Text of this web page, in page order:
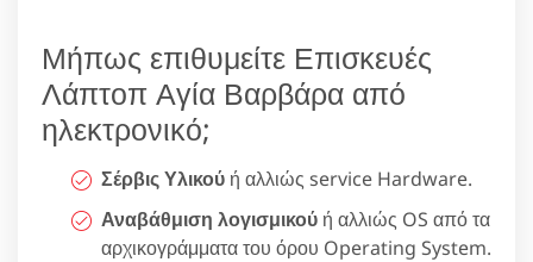
Μήπως επιθυμείτε Επισκευές
Λάπτοπ Αγία Βαρβάρα από
ηλεκτρονικό;
Σέρβις Υλικού ή αλλιώς service Hardware.
Αναβάθμιση λογισμικού ή αλλιώς OS από τα
αρχικογράμματα του όρου Operating System.